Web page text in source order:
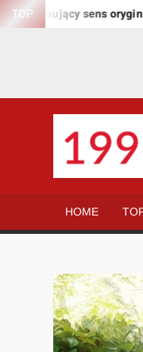
Skip
TOP sens oryginału:
HOME